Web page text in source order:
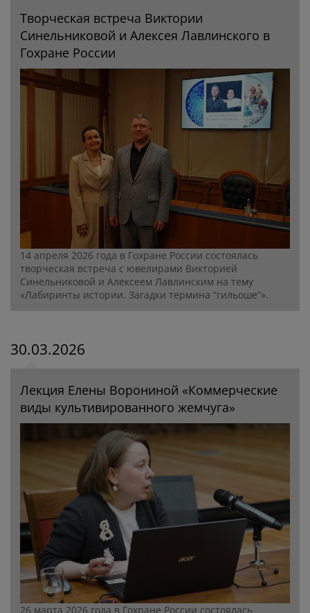
Творческая встреча Виктории
Синельниковой и Алексея Лавлинского в
Гохране России
14 апреля 2026 года в Гохране России состоялась
творческая встреча с ювелирами Викторией
Синельниковой и Алексеем Лавлинским на тему
«Лабиринты истории. Загадки термина “гильоше”».
30.03.2026
Лекция Елены Ворониной «Коммерческие
виды культивированного жемчуга»
26 марта 2026 года в Гохране России состоялась